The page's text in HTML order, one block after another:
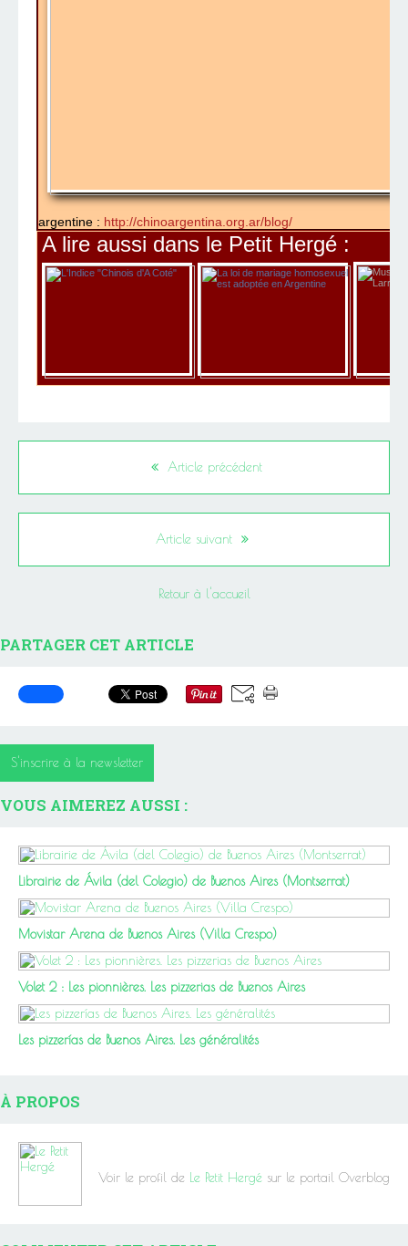
argentine : http://chinoargentina.org.ar/blog/
A lire aussi dans le Petit Hergé :
Article précédent
Article suivant
Retour à l'accueil
PARTAGER CET ARTICLE
S'inscrire à la newsletter
VOUS AIMEREZ AUSSI :
Librairie de Ávila (del Colegio) de Buenos Aires (Montserrat)
Movistar Arena de Buenos Aires (Villa Crespo)
Volet 2 : Les pionnières. Les pizzerias de Buenos Aires
Les pizzerías de Buenos Aires. Les généralités
À PROPOS
Voir le profil de Le Petit Hergé sur le portail Overblog